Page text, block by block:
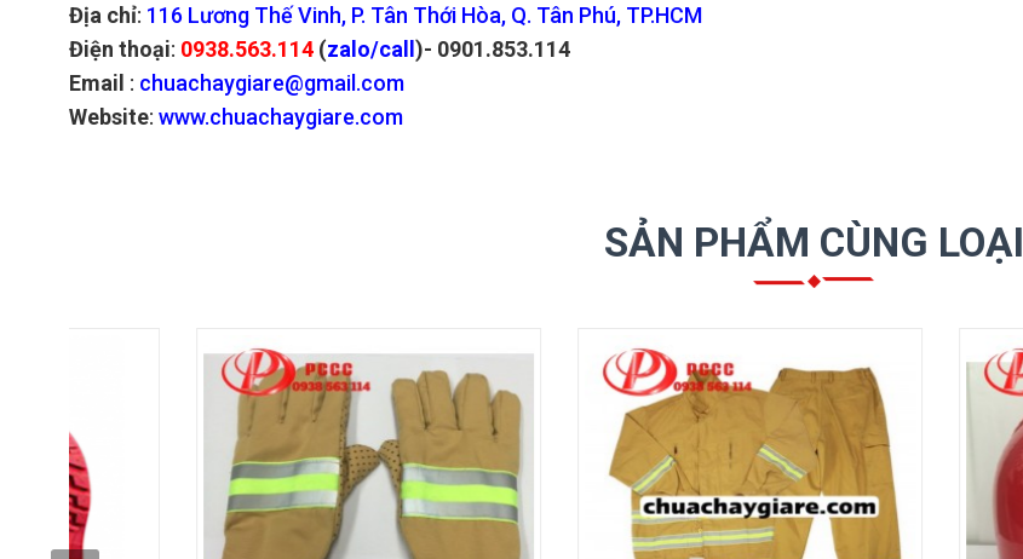
Địa chỉ: 116 Lương Thế Vinh, P. Tân Thới Hòa, Q. Tân Phú, TP.HCM
Điện thoại: 0938.563.114 (zalo/call )- 0901.853.114
Email : chuachaygiare@gmail.com
Website: www.chuachaygiare.com
SẢN PHẨM CÙNG LOẠI